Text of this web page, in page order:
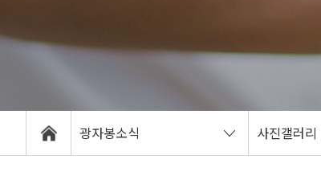
광자봉소식 사진갤러리